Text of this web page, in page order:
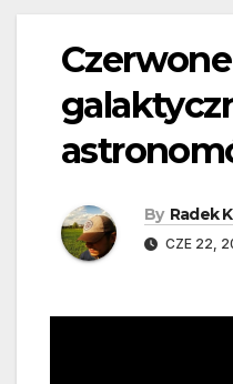
By Radek
CZE 22,